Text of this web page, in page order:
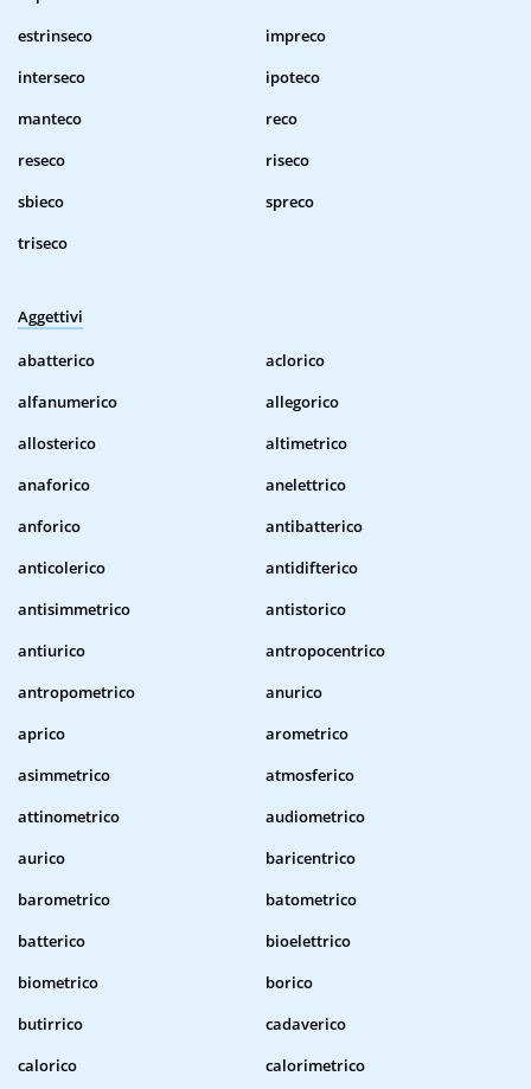
estrinseco
impreco
interseco
ipoteco
manteco
reco
reseco
riseco
sbieco
spreco
triseco
Aggettivi
abatterico
aclorico
alfanumerico
allegorico
allosterico
altimetrico
anaforico
anelettrico
anforico
antibatterico
anticolerico
antidifterico
antisimmetrico
antistorico
antiurico
antropocentrico
antropometrico
anurico
aprico
arometrico
asimmetrico
atmosferico
attinometrico
audiometrico
aurico
baricentrico
barometrico
batometrico
batterico
bioelettrico
biometrico
borico
butirrico
cadaverico
calorico
calorimetrico